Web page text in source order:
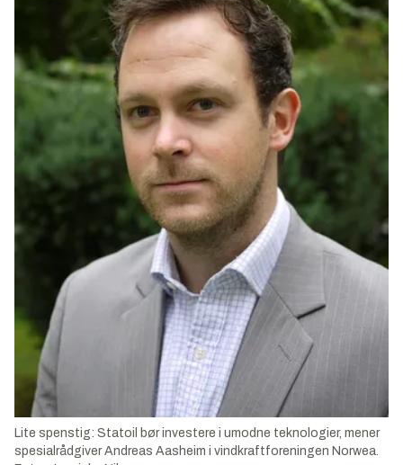
Lite spenstig: Statoil bør investere i umodne teknologier, mener
spesialrådgiver Andreas Aasheim i vindkraftforeningen Norwea.